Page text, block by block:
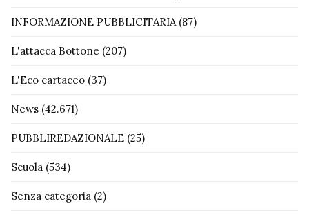
INFORMAZIONE PUBBLICITARIA (87)
L'attacca Bottone (207)
L'Eco cartaceo (37)
News (42.671)
PUBBLIREDAZIONALE (25)
Scuola (534)
Senza categoria (2)